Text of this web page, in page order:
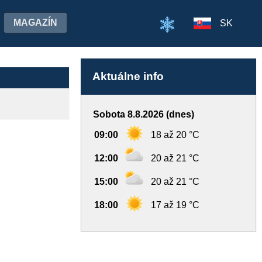
MAGAZÍN SK
Aktuálne info
Sobota 8.8.2026 (dnes)
09:00 18 až 20 °C
12:00 20 až 21 °C
15:00 20 až 21 °C
18:00 17 až 19 °C